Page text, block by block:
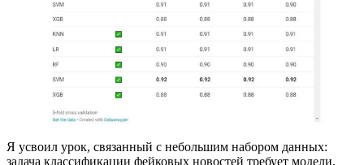
Я усвоил урок, связанный с небольшим набором данных:
задача классификации фейковых новостей требует модели,